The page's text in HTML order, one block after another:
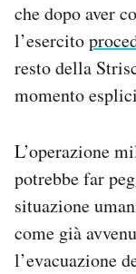
che dopo aver
l’esercito
resto della
momento
L’operazione
potrebbe far
situazione
come già
l’evacuazione